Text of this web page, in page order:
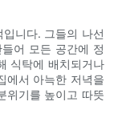
니다. 그들의 나선
어 모든 공간에 정
식탁에 배치되거나
에서 아늑한 저녁을
위기를 높이고 따뜻